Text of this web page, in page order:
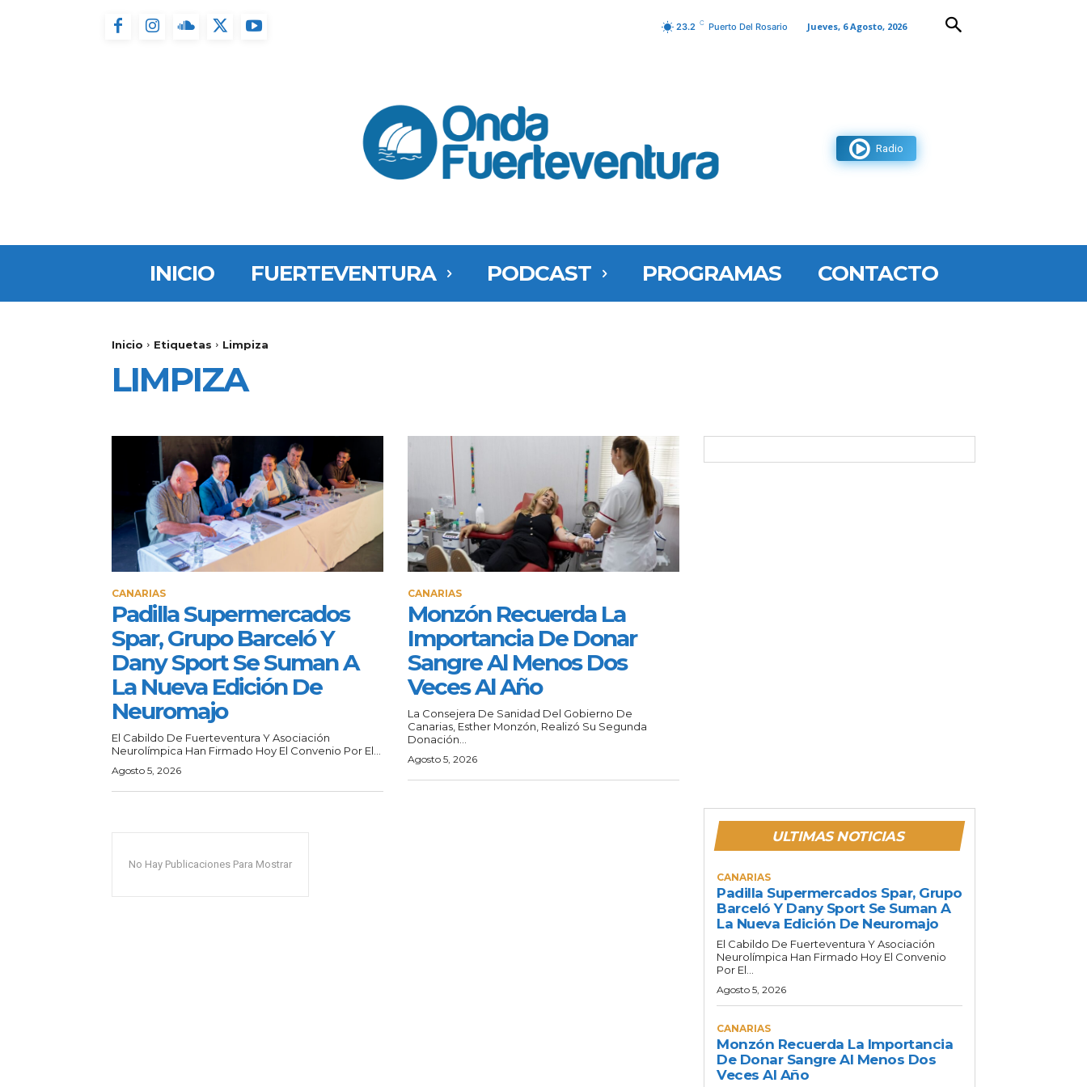
23.2 C Puerto Del Rosario Jueves, 6 Agosto, 2026
Radio
INICIO FUERTEVENTURA PODCAST PROGRAMAS CONTACTO
Inicio Etiquetas Limpiza
LIMPIZA
CANARIAS
Padilla Supermercados
Spar, Grupo Barceló Y
Dany Sport Se Suman A
La Nueva Edición De
Neuromajo
El Cabildo De Fuerteventura Y Asociación
Neurolímpica Han Firmado Hoy El Convenio Por El...
Agosto 5, 2026
CANARIAS
Monzón Recuerda La
Importancia De Donar
Sangre Al Menos Dos
Veces Al Año
La Consejera De Sanidad Del Gobierno De
Canarias, Esther Monzón, Realizó Su Segunda
Donación...
Agosto 5, 2026
No Hay Publicaciones Para Mostrar
ULTIMAS NOTICIAS
CANARIAS
Padilla Supermercados Spar, Grupo
Barceló Y Dany Sport Se Suman A
La Nueva Edición De Neuromajo
El Cabildo De Fuerteventura Y Asociación
Neurolímpica Han Firmado Hoy El Convenio
Por El...
Agosto 5, 2026
CANARIAS
Monzón Recuerda La Importancia
De Donar Sangre Al Menos Dos
Veces Al Año